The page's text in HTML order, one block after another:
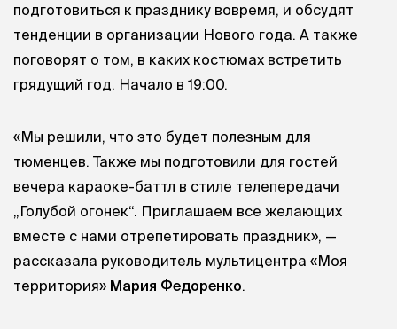
подготовиться к празднику вовремя, и обсудят
тенденции в организации Нового года. А также
поговорят о том, в каких костюмах встретить
грядущий год. Начало в 19:00.
«Мы решили, что это будет полезным для
тюменцев. Также мы подготовили для гостей
вечера караоке-баттл в стиле телепередачи
„Голубой огонек“. Приглашаем все желающих
вместе с нами отрепетировать праздник», —
рассказала руководитель мультицентра «Моя
территория» Мария Федоренко.